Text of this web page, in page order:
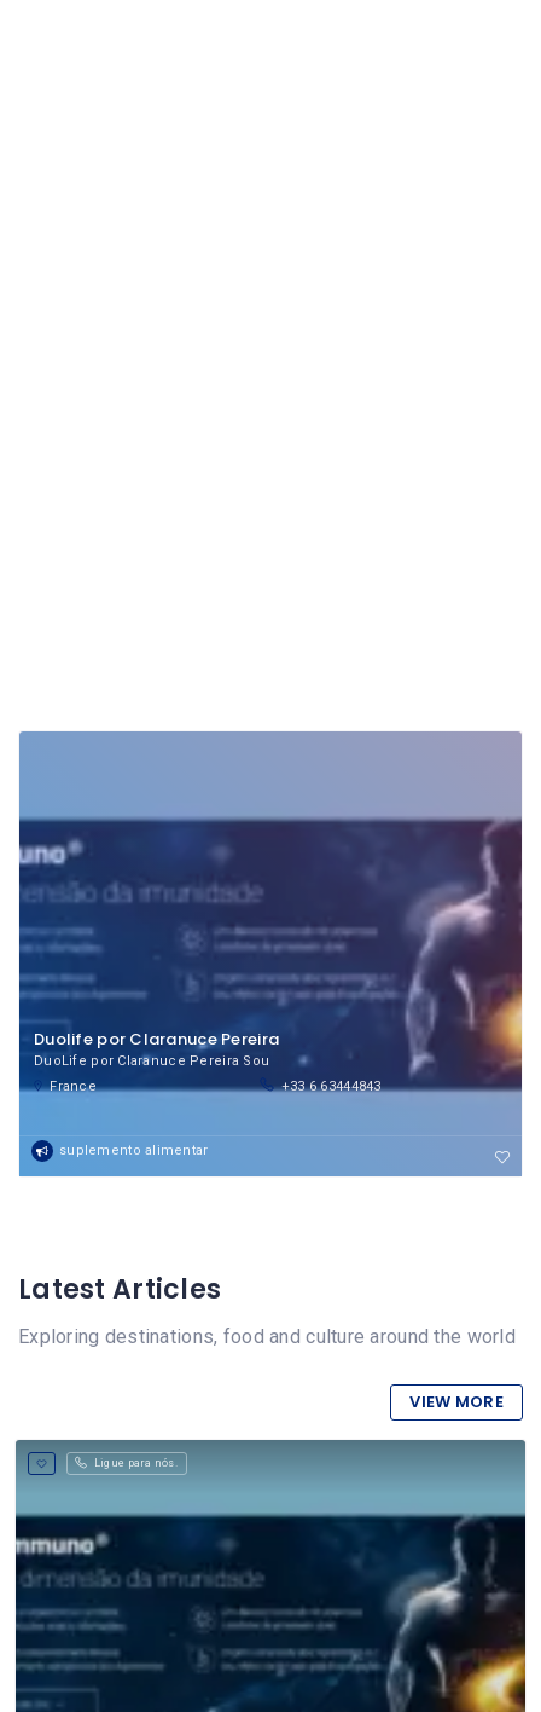
Duolife por Claranuce Pereira
DuoLife por Claranuce Pereira Sou
France
+33 6 63444843
suplemento alimentar
Latest Articles
Exploring destinations, food and culture around the world
VIEW MORE
Ligue para nós.